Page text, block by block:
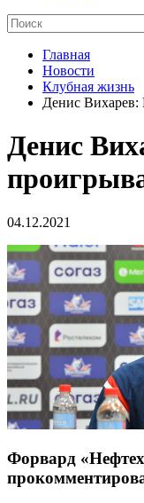
Главная
Новости
Клубная жизнь
Денис Вихарев:
Денис
04.12.2021
Форвард